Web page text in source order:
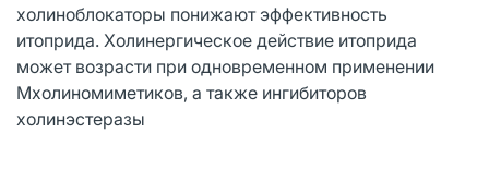
холиноблокаторы понижают эффективность
итоприда. Холинергическое действие итоприда
может возрасти при одновременном применении
Мхолиномиметиков, а также ингибиторов
холинэстеразы